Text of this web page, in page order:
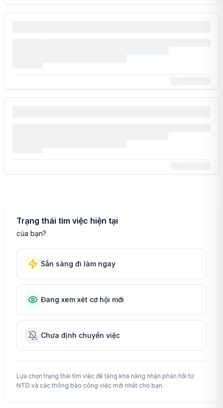
Trạng thái tìm việc hiện tại
của bạn?
Sẵn sàng đi làm ngay
Đang xem xét cơ hội mới
Chưa định chuyển việc
Lựa chọn trạng thái tìm việc để tăng khả năng nhận phản hồi từ
NTD và các thông báo công việc mới nhất cho bạn.